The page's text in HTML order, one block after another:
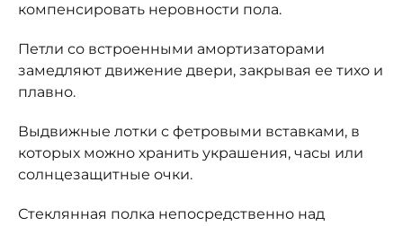
компенсировать неровности пола.
Петли со встроенными амортизаторами
замедляют движение двери, закрывая ее тихо и
плавно.
Выдвижные лотки с фетровыми вставками, в
которых можно хранить украшения, часы или
солнцезащитные очки.
Стеклянная полка непосредственно над